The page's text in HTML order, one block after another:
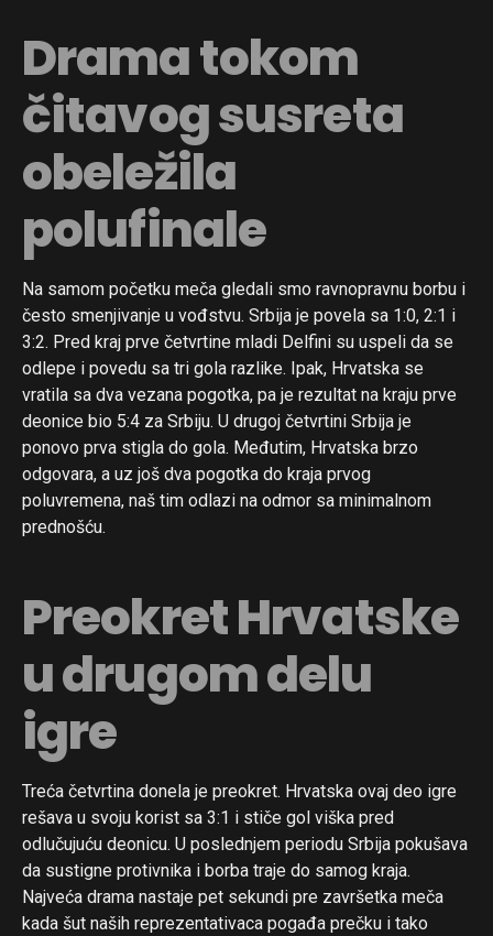
Drama tokom
čitavog susreta
obeležila
polufinale
Na samom početku meča gledali smo ravnopravnu borbu i
često smenjivanje u vođstvu. Srbija je povela sa 1:0, 2:1 i
3:2. Pred kraj prve četvrtine mladi Delfini su uspeli da se
odlepe i povedu sa tri gola razlike. Ipak, Hrvatska se
vratila sa dva vezana pogotka, pa je rezultat na kraju prve
deonice bio 5:4 za Srbiju. U drugoj četvrtini Srbija je
ponovo prva stigla do gola. Međutim, Hrvatska brzo
odgovara, a uz još dva pogotka do kraja prvog
poluvremena, naš tim odlazi na odmor sa minimalnom
prednošću.
Preokret Hrvatske
u drugom delu
igre
Treća četvrtina donela je preokret. Hrvatska ovaj deo igre
rešava u svoju korist sa 3:1 i stiče gol viška pred
odlučujuću deonicu. U poslednjem periodu Srbija pokušava
da sustigne protivnika i borba traje do samog kraja.
Najveća drama nastaje pet sekundi pre završetka meča
kada šut naših reprezentativaca pogađa prečku i tako